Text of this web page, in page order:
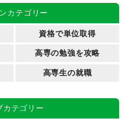
カテゴリー
資格で単位取得
高専の勉強を攻略
高専生の就職
カテゴリー